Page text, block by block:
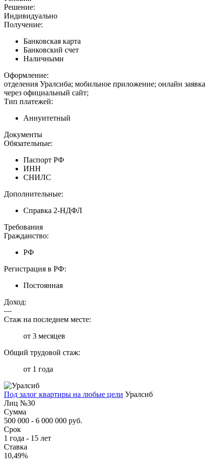
Решение:
Индивидуально
Получение:
Банковская карта
Банковский счет
Наличными
Оформление:
отделения Уралсиба; мобильное приложение; онлайн заявка
через официальный сайт;
Тип платежей:
Аннуитетный
Документы
Обязательные:
Паспорт РФ
ИНН
СНИЛС
Дополнительные:
Справка 2-НДФЛ
Требования
Гражданство:
РФ
Регистрация в РФ:
Постоянная
Доход:
—
Стаж на последнем месте:
от 3 месяцев
Общий трудовой стаж:
от 1 года
Под залог квартиры на любые цели Уралсиб
Лиц №30
Сумма
500 000 - 6 000 000 руб.
Срок
1 года - 15 лет
Ставка
10,49%